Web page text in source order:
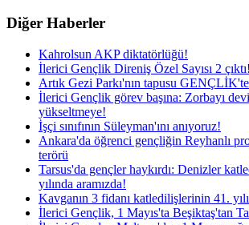
Diğer Haberler
Kahrolsun AKP diktatörlüğü!
İlerici Gençlik Direniş Özel Sayısı 2 çıktı!
Artık Gezi Parkı'nın tapusu
İlerici Gençlik görev başına: Zorbayı
yükseltmeye!
İşçi sınıfının Süleyman'ını anıyoruz!
Ankara'da öğrenci gençliğin Reyhanlı
terörü
Tarsus'da gençler haykırdı: Denizler
yılında aramızda!
Kavganın 3 fidanı katledilişlerinin 41.
İlerici Gençlik, 1 Mayıs'ta Beşiktaş'tan